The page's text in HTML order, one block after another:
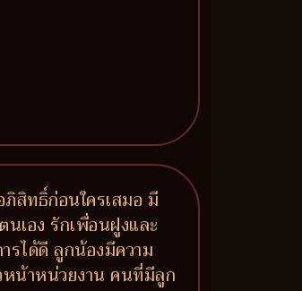
สิทธิ์ก่อนใครเสมอ มี
เอง รักเพื่อนฝูงและ
รได้ดี ลูกน้องมีความ
หน้าหน่วยงาน คนที่มีลูก